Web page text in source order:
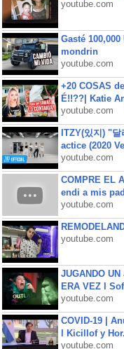
youtube.com
Gasté
mondrin
youtube.com
+20 COSAS
É!!??| Katie
youtube.com
ITZY(있지) "
actice (2020
youtube.com
COMPRE EL
endi a mis
youtube.com
youtube.com
JUGANDO UN
ERA VEZ l
youtube.com
COVID-19 |
l Kicillof y
youtube.com